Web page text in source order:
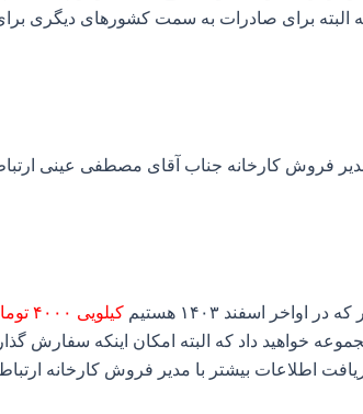
البته برای صادرات به سمت کشورهای دیگری
فروش کارخانه جناب آقای مصطفی عینی
اسفند ۱۴۰۳ هستیم کیلویی ۴۰۰۰ تومان
خواهید داد که البته امکان اینکه سفارش
اطلاعات بیشتر با مدیر فروش کارخانه ارتباط